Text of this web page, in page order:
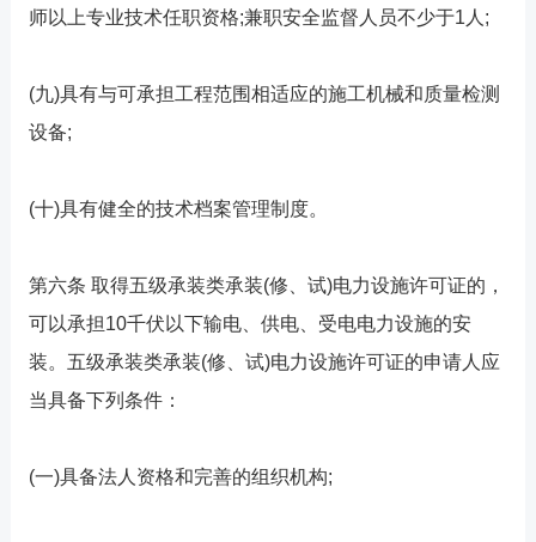
师以上专业技术任职资格;兼职安全监督人员不少于1人;
(九)具有与可承担工程范围相适应的施工机械和质量检测
设备;
(十)具有健全的技术档案管理制度。
第六条 取得五级承装类承装(修、试)电力设施许可证的，
可以承担10千伏以下输电、供电、受电电力设施的安
装。五级承装类承装(修、试)电力设施许可证的申请人应
当具备下列条件：
(一)具备法人资格和完善的组织机构;